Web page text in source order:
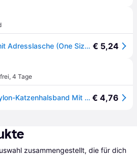
Trixie Katzenhalsband mit Adresslasche (One Size, Katze, Allgemein), Halsband + Leine € 5,24
, 4 Tage
Trixie Reflektierendes Nylon-Katzenhalsband Mit Adresshalter 20-40 Cm € 4,76
zusammengestellt, die für dich